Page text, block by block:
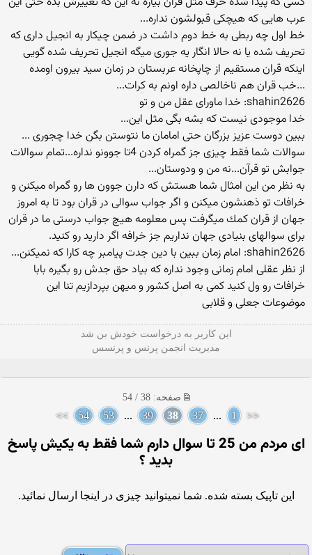
عرب هایی كه هیچكی قبولشون نداره...
خط اول چه ربطی به خط دوم داشت در ضمن چیكار به انجیل داری كه
تحریف شده یا نه حالا انگار یه جوری میگه انجیل تحریف شده گویی
اینكه قران مستقیم از چاپخانه عربستان در زمان سید بیرون اومده
...خب قران هم ناخالصی داره اونم به كرات...
shahin2626: خدا ماورای عقل من و تو
خدا موجودی نیست كه بشه بگی مثل این...
ببین دوست عزیز بزرگان حتی امامان ما نتوستن بگن خدا چجوری ...
سوالات شما فقط چیزی جز گمراه كردن 4تا جوونو نداره...تمام سوالات
جوابش تو قرآن...نه من و ودوستان...
به نظر من این امثال شما هستش كه دارن جوون ها رو گمراه میكنن و
خرافات تو ذهنشون میكنن و اگر جواب سوالی در قران بود تا به امروز
جهان از قران كمك میگرفت پس معلومه هیچ جواب درستی ما در قران
برای سوالهای بنیادی جهان نداریم جز خرافه اگر دارید رو كنید.
shahin2626: امام زمان ببین با دین جدت پیامبر چه كارا كه نمیكنن...
از نظر عقلی امام زمانی وجود نداره كه بیاد حق جدش رو بگیره بابا
خرافات رو ول كنید كمی به اصل كشور و میهن بپردازیم تنا این
موضوعات جعلی و قلابی
این كاربر به درخواست خودش بن شد
مدیریت انجمن پرنس و پرنسس
صفحه: 38 / 54
<<
1
...
37
38
39
...
53
54
>>
ای مردم من 25 تا سوال دارم شما فقط به یکیش پاسخ
بدید ؟
این تاپیک بسته شده. شما نمیتوانید چیزی در اینجا ارسال نمائید.